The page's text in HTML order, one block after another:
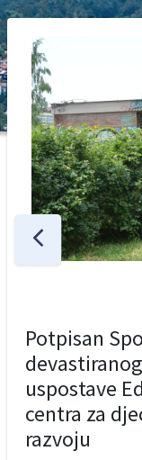
Potpisan
uspostave
centra za
razvoju